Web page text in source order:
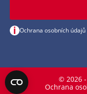
i Ochrana osobních údajů
© 2026
Ochrana